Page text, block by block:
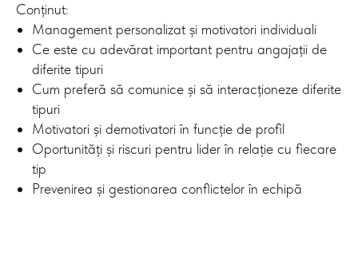
Conținut:
Management personalizat și motivatori individuali
Ce este cu adevărat important pentru angajații de
diferite tipuri
Cum preferă să comunice și să interacționeze diferite
tipuri
Motivatori și demotivatori în funcție de profil
Oportunități și riscuri pentru lider în relație cu fiecare
tip
Prevenirea și gestionarea conflictelor în echipă